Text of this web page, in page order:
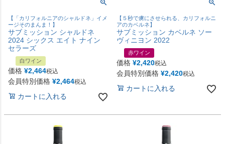
【「カリフォルニアのシャルドネ」イメ
ージそのまんま！】
サブミッション シャルドネ
2024 シックス エイト ナイン
セラーズ
白ワイン
価格 ¥2,464税込
会員特別価格 ¥2,464税込
カートに入れる
【５秒で虜にさせられる、カリフォルニ
アのカベルネ】
サブミッション カベルネ ソー
ヴィニヨン 2022
赤ワイン
価格 ¥2,420税込
会員特別価格 ¥2,420税込
カートに入れる